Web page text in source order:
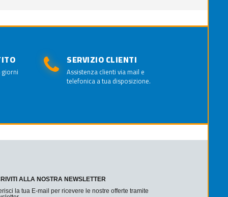
SERVIZIO CLIENTI
Assistenza clienti via mail e
telefonica a tua disposizione.
ALLA NOSTRA NEWSLETTER
la tua E-mail per ricevere le nostre offerte tramite